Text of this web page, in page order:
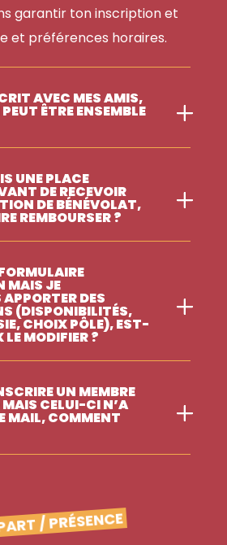
garantir ton inscription et
et préférences horaires.
AVEC MES AMIS,
ÊTRE ENSEMBLE
UNE PLACE
DE RECEVOIR
DE BÉNÉVOLAT,
REMBOURSER ?
MAIS JE
DES
(DISPONIBILITÉS,
CHOIX PÔLE), EST-
LE MODIFIER ?
UN MEMBRE
MAIS CELUI-CI N’A
MAIL, COMMENT
/ PRÉSENCE